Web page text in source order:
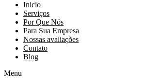
Inicio
Serviços
Por Que Nós
Para Sua Empresa
Nossas avaliações
Contato
Blog
Menu